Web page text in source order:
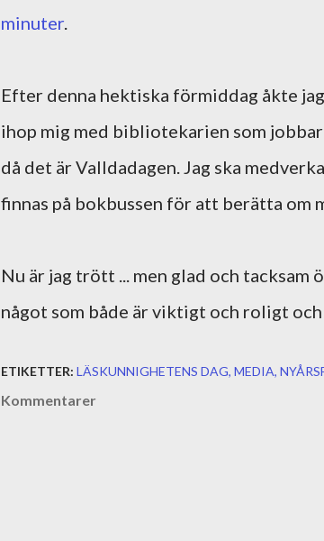
minuter.
Efter denna hektiska förmiddag åkte
ihop mig med bibliotekarien som
då det är Valldadagen. Jag ska
finnas på bokbussen för att berätta om
Nu är jag trött ... men glad och
något som både är viktigt och roligt
ETIKETTER: LÄSKUNNIGHETENS DAG MEDIA
Kommentarer